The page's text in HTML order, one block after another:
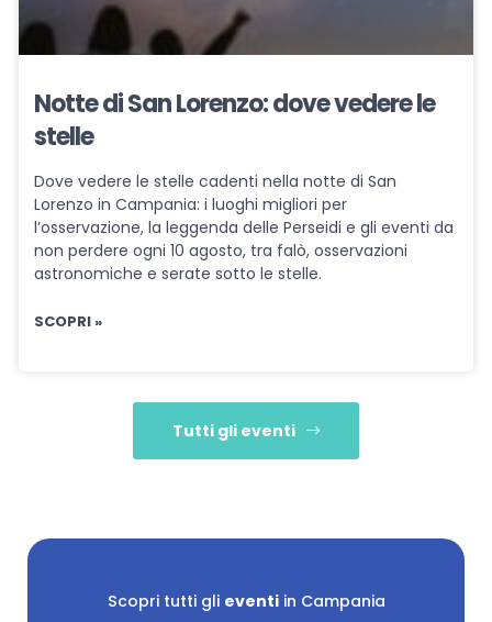
Notte di San Lorenzo: dove vedere le
stelle
Dove vedere le stelle cadenti nella notte di San
Lorenzo in Campania: i luoghi migliori per
l’osservazione, la leggenda delle Perseidi e gli eventi da
non perdere ogni 10 agosto, tra falò, osservazioni
astronomiche e serate sotto le stelle.
SCOPRI »
Tutti gli eventi
Scopri tutti gli eventiin Campania